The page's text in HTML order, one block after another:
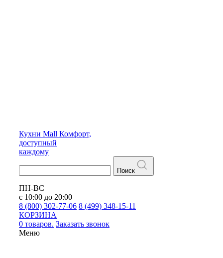
Кухни Mall Комфорт,
доступный
каждому
Поиск
ПН-ВС
с 10:00 до 20:00
8 (800) 302-77-06 8 (499) 348-15-11
КОРЗИНА
0 товаров. Заказать звонок
Меню